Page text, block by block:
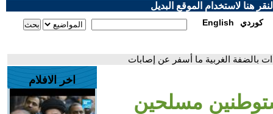
هنا لاستخدام الموقع البديل
English كوردي
بالضفة الغربية ما أسفر عن إصابات
مسلحين
اخر الافلام